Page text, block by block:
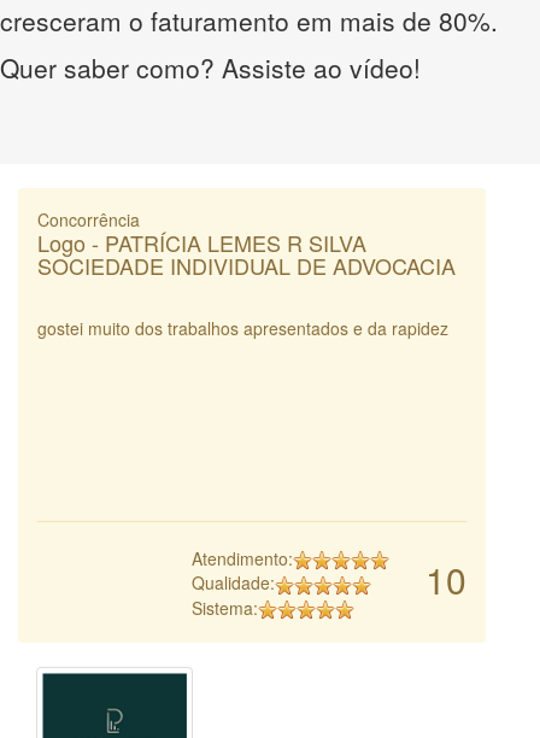
cresceram o faturamento em mais de 80%.
Quer saber como? Assiste ao vídeo!
Concorrência
Logo - PATRÍCIA LEMES R SILVA
SOCIEDADE INDIVIDUAL DE ADVOCACIA
gostei muito dos trabalhos apresentados e da rapidez
10
Atendimento:
Qualidade:
Sistema: